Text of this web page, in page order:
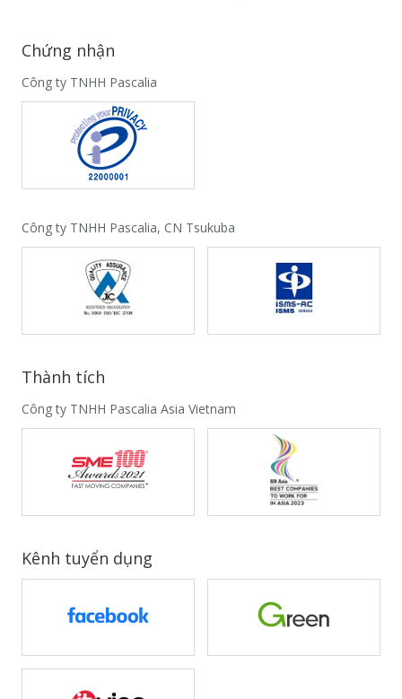
Chứng nhận
Công ty TNHH Pascalia
Công ty TNHH Pascalia, CN Tsukuba
Thành tích
Công ty TNHH Pascalia Asia Vietnam
Kênh tuyển dụng